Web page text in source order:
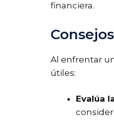
financiera.
Al enfrentar
útiles:
Evalúa